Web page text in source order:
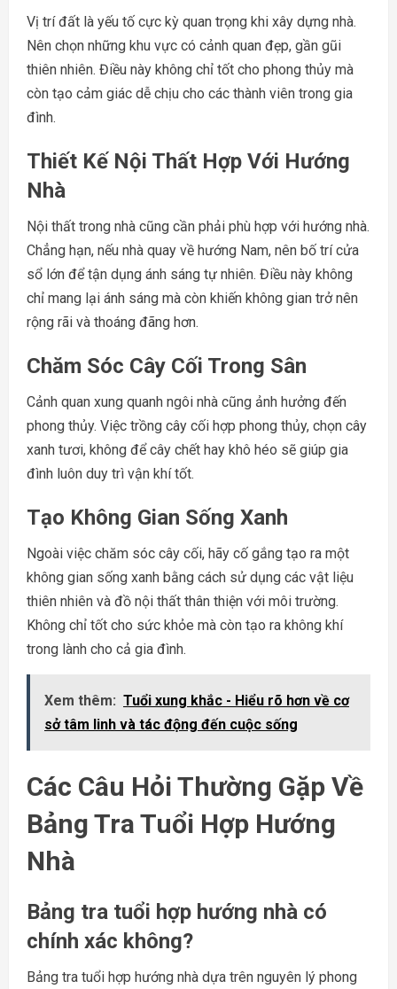
Vị trí đất là yếu tố cực kỳ quan trọng khi xây dựng nhà.
Nên chọn những khu vực có cảnh quan đẹp, gần gũi
thiên nhiên. Điều này không chỉ tốt cho phong thủy mà
còn tạo cảm giác dễ chịu cho các thành viên trong gia
đình.
Thiết Kế Nội Thất Hợp Với Hướng
Nhà
Nội thất trong nhà cũng cần phải phù hợp với hướng nhà.
Chẳng hạn, nếu nhà quay về hướng Nam, nên bố trí cửa
sổ lớn để tận dụng ánh sáng tự nhiên. Điều này không
chỉ mang lại ánh sáng mà còn khiến không gian trở nên
rộng rãi và thoáng đãng hơn.
Chăm Sóc Cây Cối Trong Sân
Cảnh quan xung quanh ngôi nhà cũng ảnh hưởng đến
phong thủy. Việc trồng cây cối hợp phong thủy, chọn cây
xanh tươi, không để cây chết hay khô héo sẽ giúp gia
đình luôn duy trì vận khí tốt.
Tạo Không Gian Sống Xanh
Ngoài việc chăm sóc cây cối, hãy cố gắng tạo ra một
không gian sống xanh bằng cách sử dụng các vật liệu
thiên nhiên và đồ nội thất thân thiện với môi trường.
Không chỉ tốt cho sức khỏe mà còn tạo ra không khí
trong lành cho cả gia đình.
Xem thêm: Tuổi xung khắc - Hiểu rõ hơn về cơ
sở tâm linh và tác động đến cuộc sống
Các Câu Hỏi Thường Gặp Về
Bảng Tra Tuổi Hợp Hướng
Nhà
Bảng tra tuổi hợp hướng nhà có
chính xác không?
Bảng tra tuổi hợp hướng nhà dựa trên nguyên lý phong